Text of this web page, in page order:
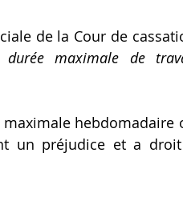
de la Cour de
maximale hebdomadaire
un préjudice et a